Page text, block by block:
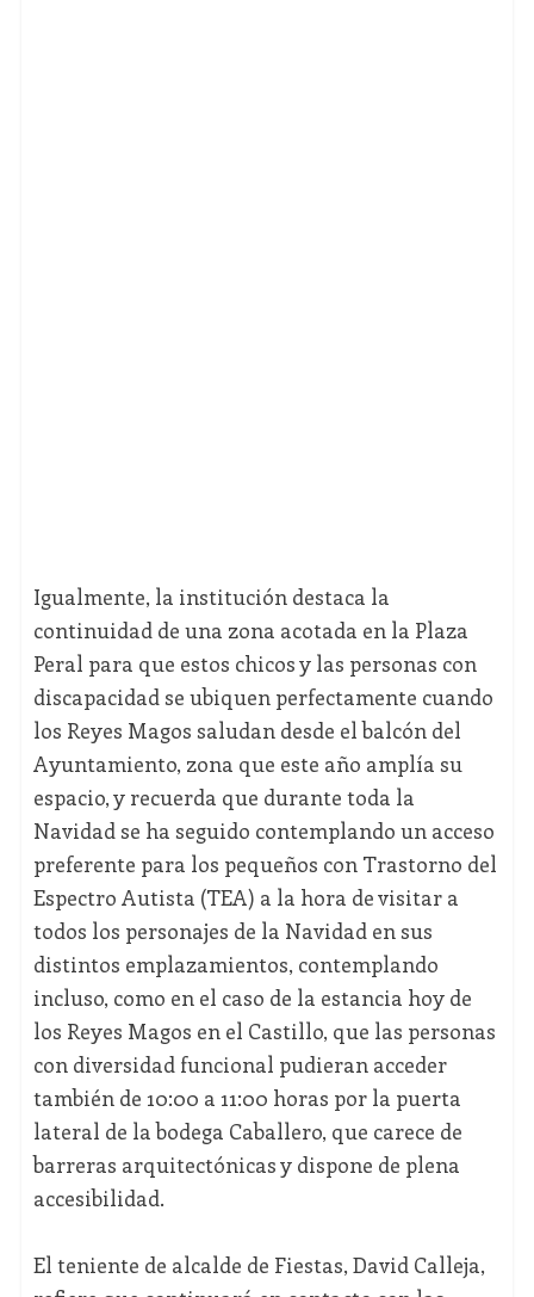
Igualmente, la institución destaca la
continuidad de una zona acotada en la Plaza
Peral para que estos chicos y las personas con
discapacidad se ubiquen perfectamente cuando
los Reyes Magos saludan desde el balcón del
Ayuntamiento, zona que este año amplía su
espacio, y recuerda que durante toda la
Navidad se ha seguido contemplando un acceso
preferente para los pequeños con Trastorno del
Espectro Autista (TEA) a la hora de visitar a
todos los personajes de la Navidad en sus
distintos emplazamientos, contemplando
incluso, como en el caso de la estancia hoy de
los Reyes Magos en el Castillo, que las personas
con diversidad funcional pudieran acceder
también de 10:00 a 11:00 horas por la puerta
lateral de la bodega Caballero, que carece de
barreras arquitectónicas y dispone de plena
accesibilidad.
El teniente de alcalde de Fiestas, David Calleja,